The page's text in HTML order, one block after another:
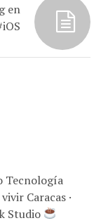
en
Tecnología
Caracas ·
Studio